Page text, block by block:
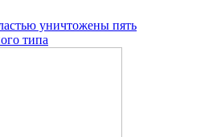
уничтожены пять
типа